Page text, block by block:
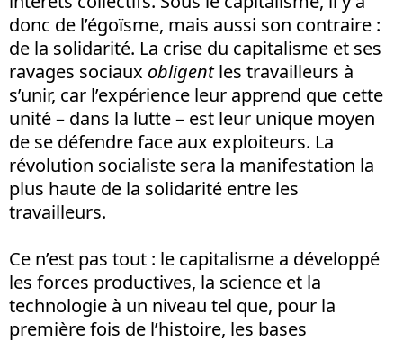
donc de l’égoïsme, mais aussi son contraire :
de la solidarité. La crise du capitalisme et ses
ravages sociaux obligentles travailleurs à
s’unir, car l’expérience leur apprend que cette
unité – dans la lutte – est leur unique moyen
de se défendre face aux exploiteurs. La
révolution socialiste sera la manifestation la
plus haute de la solidarité entre les
travailleurs.
Ce n’est pas tout : le capitalisme a développé
les forces productives, la science et la
technologie à un niveau tel que, pour la
première fois de l’histoire, les bases